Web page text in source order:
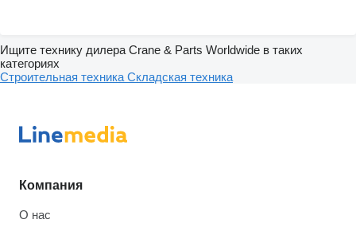
Ищите технику дилера Crane & Parts Worldwide в таких
категориях
Строительная техника Складская техника
Компания
О нас